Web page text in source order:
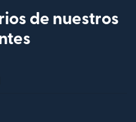
de nuestros